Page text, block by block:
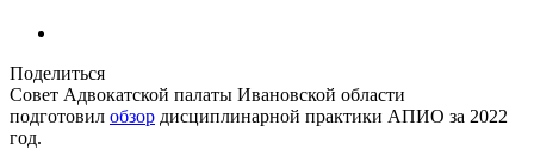
Поделиться
Совет Адвокатской палаты Ивановской области
подготовил обзор дисциплинарной практики АПИО за 2022
год.